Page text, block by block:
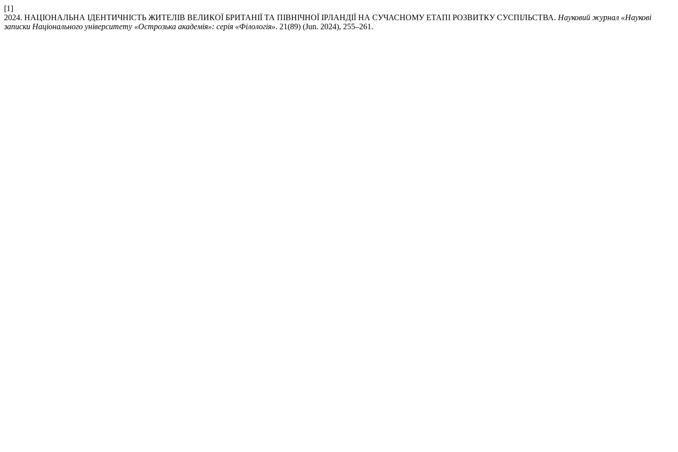
[1]
2024. НАЦІОНАЛЬНА ІДЕНТИЧНІСТЬ ЖИТЕЛІВ ВЕЛИКОЇ БРИТАНІЇ ТА ПІВНІЧНОЇ ІРЛАНДІЇ НА СУЧАСНОМУ ЕТАПІ РОЗВИТКУ СУСПІЛЬСТВА. Науковий журнал «Наукові
записки Національного університету «Острозька академія»: серія «Філологія». 21(89) (Jun. 2024), 255–261.